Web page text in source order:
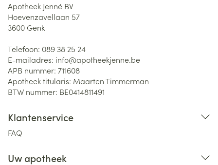
Apotheek Jenné BV
Hoevenzavellaan 57
3600 Genk
Telefoon: 089 38 25 24
E-mailadres: info@apotheekjenne.be
APB nummer: 711608
Apotheek titularis: Maarten Timmerman
BTW nummer: BE0414811491
Klantenservice
FAQ
Uw apotheek